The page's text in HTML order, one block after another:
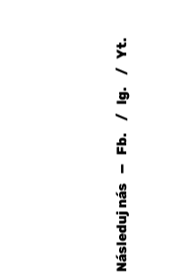
Následuj nás
—
Fb.
Ig.
Yt.